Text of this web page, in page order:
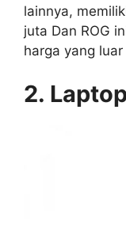
lainnya,
juta Dan ROG
harga yang
2.